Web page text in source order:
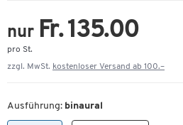
nur Fr. 135.00
pro St.
zzgl. MwSt. kostenloser Versand ab 100.–
Ausführung: binaural